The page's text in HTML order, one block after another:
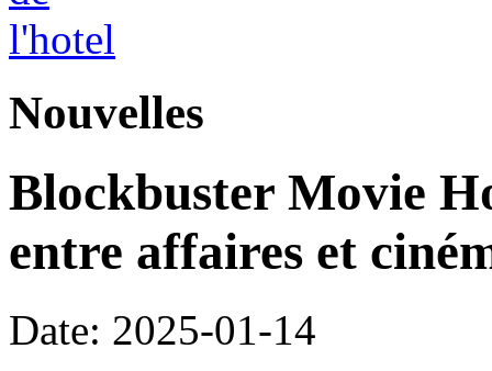
Nouvelles
Blockbuster Movie
entre affaires et
Date: 2025-01-14